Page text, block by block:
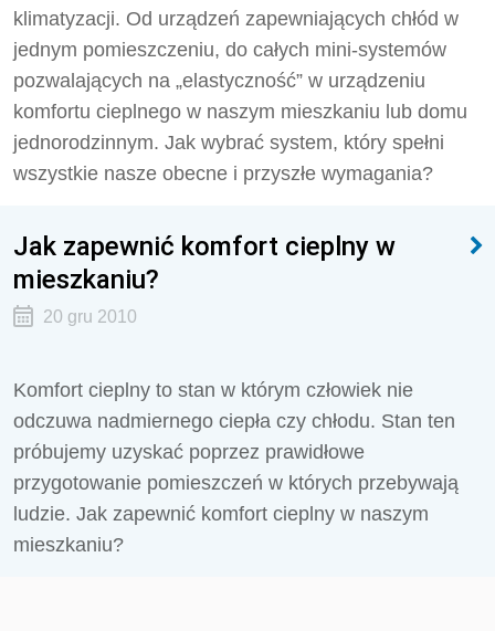
klimatyzacji. Od urządzeń zapewniających chłód w
jednym pomieszczeniu, do całych mini-systemów
pozwalających na „elastyczność” w urządzeniu
komfortu cieplnego w naszym mieszkaniu lub domu
jednorodzinnym. Jak wybrać system, który spełni
wszystkie nasze obecne i przyszłe wymagania?
Jak zapewnić komfort cieplny w
mieszkaniu?
20 gru 2010
Komfort cieplny to stan w którym człowiek nie
odczuwa nadmiernego ciepła czy chłodu. Stan ten
próbujemy uzyskać poprzez prawidłowe
przygotowanie pomieszczeń w których przebywają
ludzie. Jak zapewnić komfort cieplny w naszym
mieszkaniu?